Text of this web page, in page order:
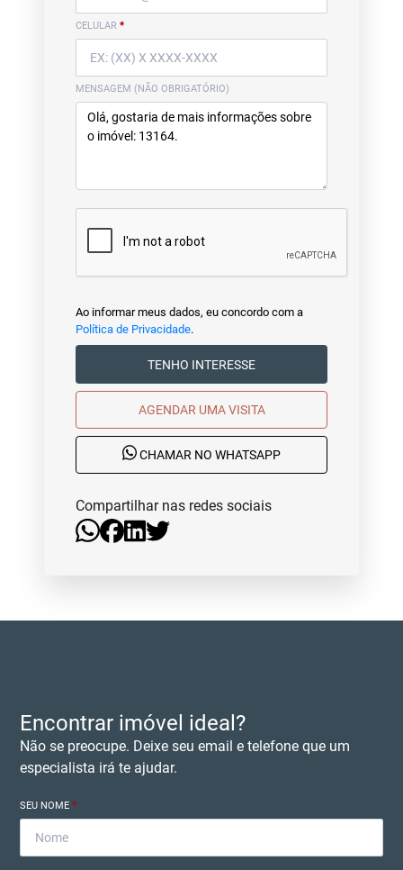
CELULAR *
MENSAGEM (NÃO OBRIGATÓRIO)
Ao informar meus dados, eu concordo com a
Política de Privacidade.
TENHO INTERESSE
AGENDAR UMA VISITA
CHAMAR NO WHATSAPP
Compartilhar nas redes sociais
Encontrar imóvel ideal?
Não se preocupe. Deixe seu email e telefone que um
especialista irá te ajudar.
SEU NOME*